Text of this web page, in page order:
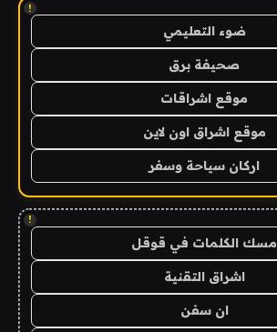
!
ضوء التعليمي
صحيفة برق
موقع اشراقات
موقع اشراق اون لاين
اركان سياحة وسفر
!
مسك الكلمات في قوقل
اشراق التقنية
ان سفن